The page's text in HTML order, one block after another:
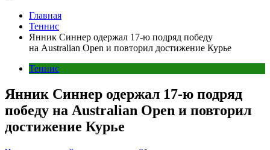
Главная
Теннис
Янник Синнер одержал 17-ю подряд победу
на Australian Open и повторил достижение Курье
Теннис
Янник Синнер одержал 17-ю подряд
победу на Australian Open и повторил
достижение Курье